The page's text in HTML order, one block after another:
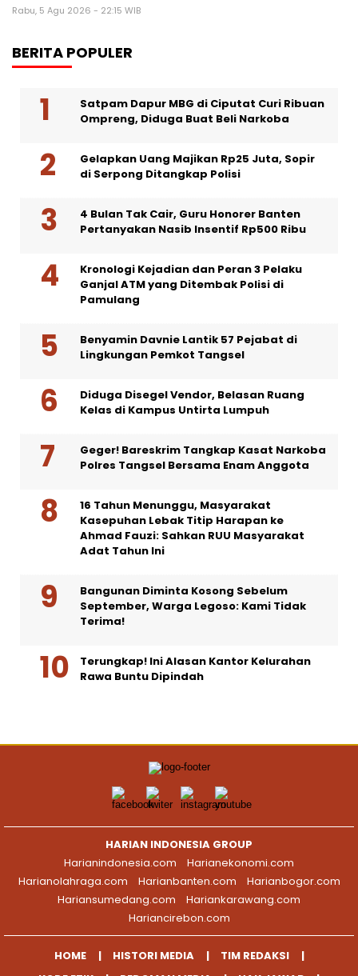
Rabu, 5 Agu 2026 - 22:15 WIB
BERITA POPULER
Satpam Dapur MBG di Ciputat Curi Ribuan
Ompreng, Diduga Buat Beli Narkoba
Gelapkan Uang Majikan Rp25 Juta, Sopir
di Serpong Ditangkap Polisi
4 Bulan Tak Cair, Guru Honorer Banten
Pertanyakan Nasib Insentif Rp500 Ribu
Kronologi Kejadian dan Peran 3 Pelaku
Ganjal ATM yang Ditembak Polisi di
Pamulang
Benyamin Davnie Lantik 57 Pejabat di
Lingkungan Pemkot Tangsel
Diduga Disegel Vendor, Belasan Ruang
Kelas di Kampus Untirta Lumpuh
Geger! Bareskrim Tangkap Kasat Narkoba
Polres Tangsel Bersama Enam Anggota
16 Tahun Menunggu, Masyarakat
Kasepuhan Lebak Titip Harapan ke
Ahmad Fauzi: Sahkan RUU Masyarakat
Adat Tahun Ini
Bangunan Diminta Kosong Sebelum
September, Warga Legoso: Kami Tidak
Terima!
Terungkap! Ini Alasan Kantor Kelurahan
Rawa Buntu Dipindah
HARIAN INDONESIA GROUP
Harianindonesia.com
Harianekonomi.com
Harianolahraga.com
Harianbanten.com
Harianbogor.com
Hariansumedang.com
Hariankarawang.com
Hariancirebon.com
HOME HISTORI MEDIA
TIM REDAKSI